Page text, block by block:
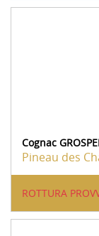
Cognac
Pineau des
ROTTURA